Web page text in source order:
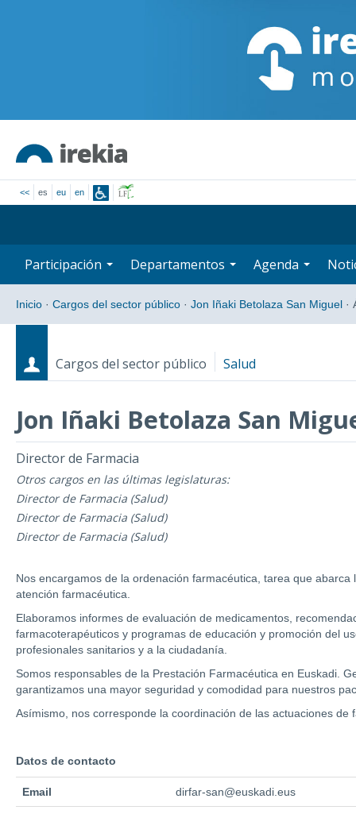
<< es eu en
Participación Departamentos Agenda
Inicio · Cargos del sector público · Jon Iñaki Betolaza San Miguel ·
Cargos del sector público Salud
Jon Iñaki Betolaza San
CargosFecha de inicio - Fecha fin
Director de Farmacia
Otros cargos en las últimas legislaturas:
Director de Farmacia (Salud)
Director de Farmacia (Salud)
Director de Farmacia (Salud)
Nos encargamos de la ordenación farmacéutica, tarea que
atención farmacéutica.
Elaboramos informes de evaluación de medicamentos,
farmacoterapéuticos y programas de educación y promoción del
profesionales sanitarios y a la ciudadanía.
Somos responsables de la Prestación Farmacéutica en Euskadi.
garantizamos una mayor seguridad y comodidad para nuestros
Asímismo, nos corresponde la coordinación de las actuaciones de
Datos de contacto
Email dirfar-san@euskadi.eus